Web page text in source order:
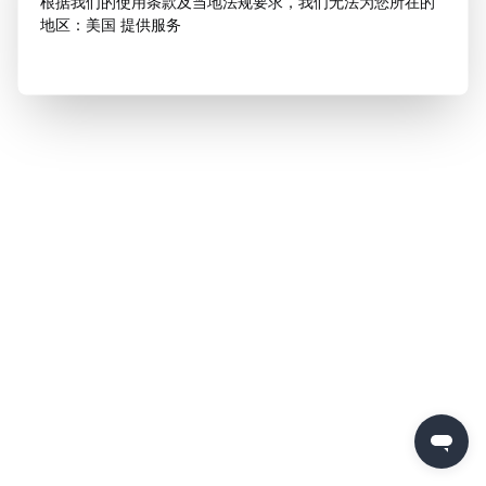
地区：美国 提供服务